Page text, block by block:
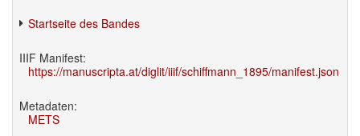
Startseite des Bandes
IIIF Manifest:
https://manuscripta.at/diglit/iiif/schiffmann_1895/manifest.json
Metadaten:
METS